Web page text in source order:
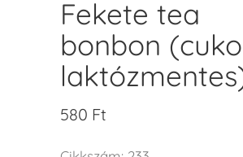
Fekete tea
bonbon
580 Ft